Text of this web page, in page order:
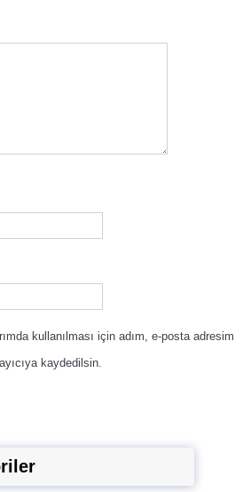
kullanılması için adım, e-posta adresim
kaydedilsin.